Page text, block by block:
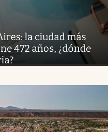
la ciudad más
472 años, ¿dónde